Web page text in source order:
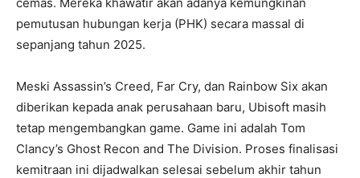
pemutusan hubungan kerja (PHK) secara massal di
sepanjang tahun 2025.
Meski Assassin’s Creed, Far Cry, dan Rainbow Six akan
diberikan kepada anak perusahaan baru, Ubisoft masih
tetap mengembangkan game. Game ini adalah Tom
Clancy’s Ghost Recon and The Division. Proses finalisasi
kemitraan ini dijadwalkan selesai sebelum akhir tahun